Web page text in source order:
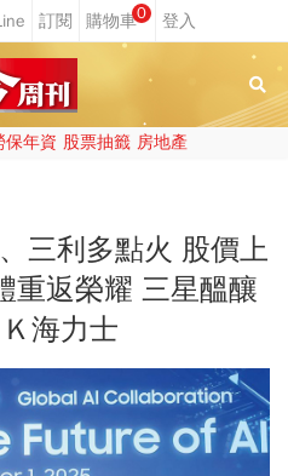
0
保年資 股票抽籤 房地產
三利多點火 股價上
重返榮耀 三星醞釀
海力士